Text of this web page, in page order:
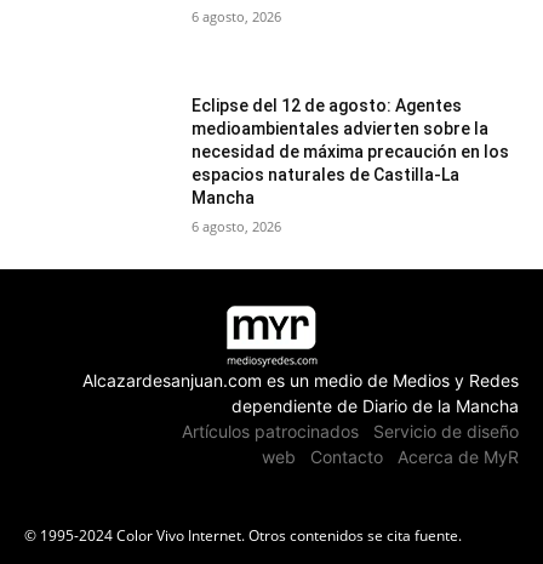
6 agosto, 2026
Eclipse del 12 de agosto: Agentes
medioambientales advierten sobre la
necesidad de máxima precaución en los
espacios naturales de Castilla-La
Mancha
6 agosto, 2026
Alcazardesanjuan.com es un medio de Medios y Redes
dependiente de Diario de la Mancha
Artículos patrocinados
Servicio de diseño
web
Contacto Acerca de MyR
© 1995-2024 Color Vivo Internet. Otros contenidos se cita fuente.